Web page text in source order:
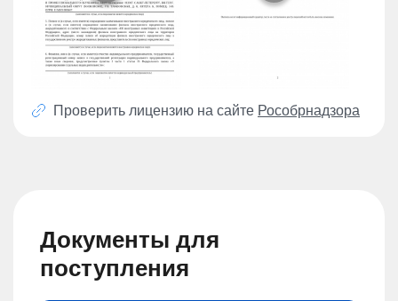
Проверить лицензию на сайте Рособрнадзора
Документы для
поступления